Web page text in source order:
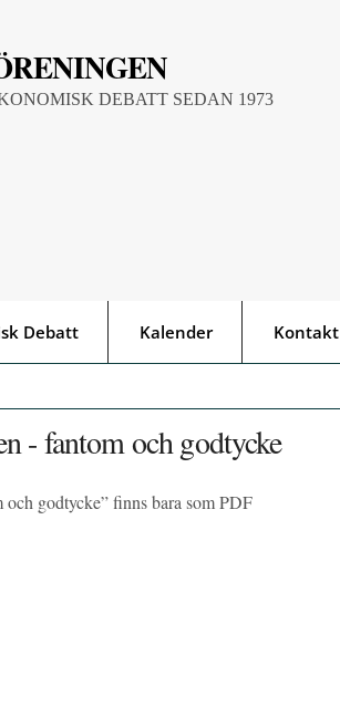
DEBATT SEDAN 1973
Debatt Kalender Kontakt
- fantom och godtycke
godtycke” finns bara som PDF